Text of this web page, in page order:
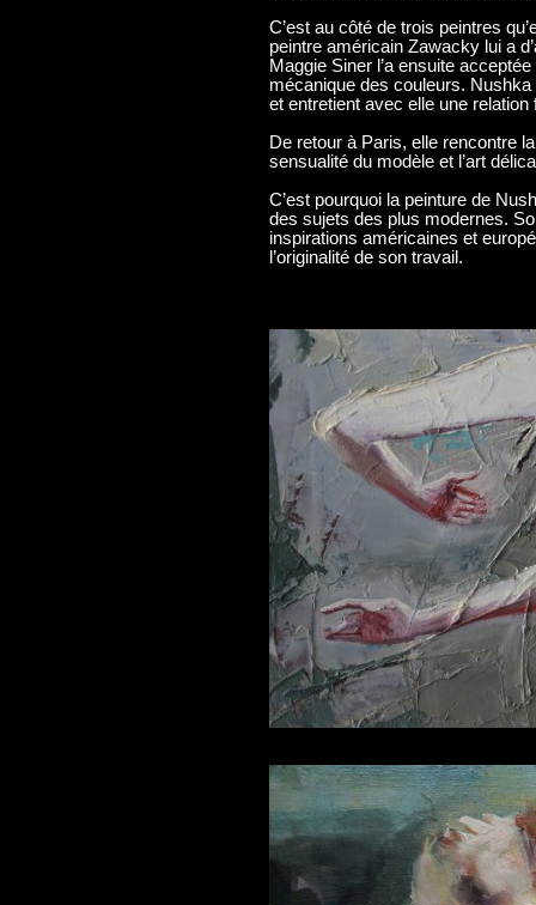
C’est au côté de trois peintres
peintre américain Zawacky lui a
Maggie Siner l’a ensuite
mécanique des couleurs.
et entretient avec elle une relation
De retour à Paris, elle rencontre
sensualité du modèle et l’art
C’est pourquoi la peinture de
des sujets des plus modernes.
inspirations américaines et
l’originalité de son travail.